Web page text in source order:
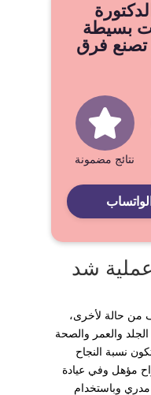
بسيطة
تصنع فرق
نتائج مضمونة
شد
من حالة لأخرى،
والعمر والصحة
نسبة النجاح
مؤهل وفي عيادة
وباستخدام